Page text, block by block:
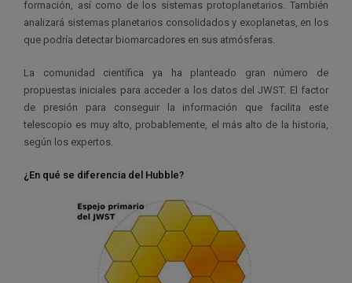
formación, así como de los sistemas protoplanetarios. También
analizará sistemas planetarios consolidados y exoplanetas, en los
que podría detectar biomarcadores en sus atmósferas.
La comunidad científica ya ha planteado gran número de
propuestas iniciales para acceder a los datos del JWST. El factor
de presión para conseguir la información que facilita este
telescopio es muy alto, probablemente, el más alto de la historia,
según los expertos.
¿En qué se diferencia del Hubble?